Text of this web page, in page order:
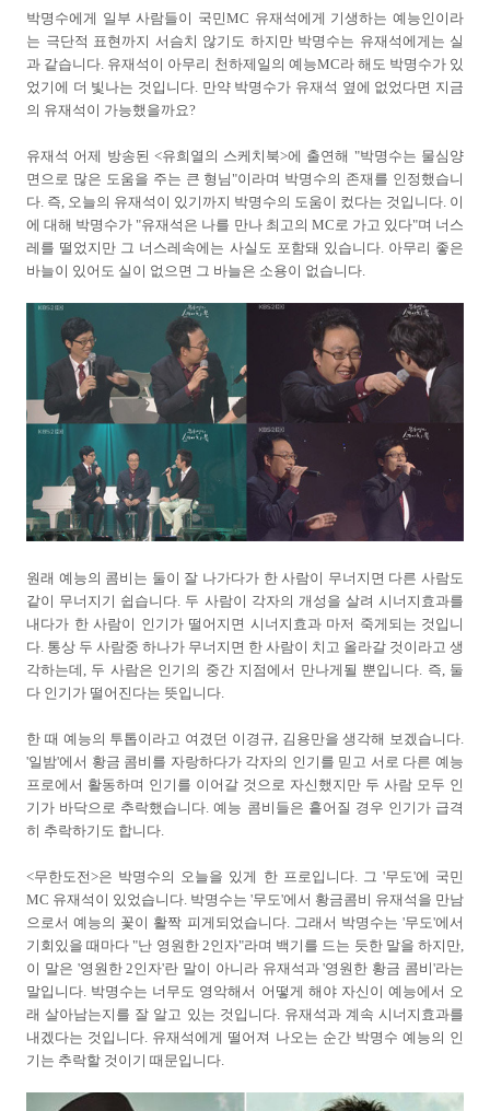
박명수에게 일부 사람들이 국민MC 유재석에게 기생하는 예능인이라
는 극단적 표현까지 서슴치 않기도 하지만 박명수는 유재석에게는 실
과 같습니다. 유재석이 아무리 천하제일의 예능MC라 해도 박명수가 있
었기에 더 빛나는 것입니다. 만약 박명수가 유재석 옆에 없었다면 지금
의 유재석이 가능했을까요?
유재석 어제 방송된 <유희열의 스케치북>에 출연해 "박명수는 물심양
면으로 많은 도움을 주는 큰 형님"이라며 박명수의 존재를 인정했습니
다. 즉, 오늘의 유재석이 있기까지 박명수의 도움이 컸다는 것입니다. 이
에 대해 박명수가 "유재석은 나를 만나 최고의 MC로 가고 있다"며 너스
레를 떨었지만 그 너스레속에는 사실도 포함돼 있습니다.아무리 좋은
바늘이 있어도 실이 없으면 그 바늘은 소용이 없습니다.
원래 예능의 콤비는 둘이 잘 나가다가 한 사람이 무너지면 다른 사람도
같이 무너지기 쉽습니다. 두 사람이 각자의 개성을 살려 시너지효과를
내다가 한 사람이 인기가 떨어지면 시너지효과 마저 죽게되는 것입니
다. 통상 두 사람중 하나가 무너지면 한 사람이 치고 올라갈 것이라고 생
각하는데, 두 사람은 인기의 중간 지점에서 만나게될 뿐입니다. 즉, 둘
다 인기가 떨어진다는 뜻입니다.
한 때 예능의 투톱이라고 여겼던 이경규, 김용만을 생각해 보겠습니다.
'일밤'에서 황금 콤비를 자랑하다가 각자의 인기를 믿고 서로 다른 예능
프로에서 활동하며 인기를 이어갈 것으로 자신했지만 두 사람 모두 인
기가 바닥으로 추락했습니다. 예능 콤비들은 흩어질 경우 인기가 급격
히 추락하기도 합니다.
<무한도전>은 박명수의 오늘을 있게 한 프로입니다. 그 '무도'에 국민
MC 유재석이 있었습니다. 박명수는 '무도'에서 황금콤비 유재석을 만남
으로서 예능의 꽃이 활짝 피게되었습니다. 그래서 박명수는 '무도'에서
기회있을 때마다 "난 영원한 2인자"라며 백기를 드는 듯한 말을 하지만,
이 말은 '영원한 2인자'란 말이 아니라 유재석과 '영원한 황금 콤비'라는
말입니다. 박명수는 너무도 영악해서 어떻게 해야 자신이 예능에서 오
래 살아남는지를 잘 알고 있는 것입니다. 유재석과 계속 시너지효과를
내겠다는 것입니다. 유재석에게 떨어져 나오는 순간 박명수 예능의 인
기는 추락할 것이기 때문입니다.